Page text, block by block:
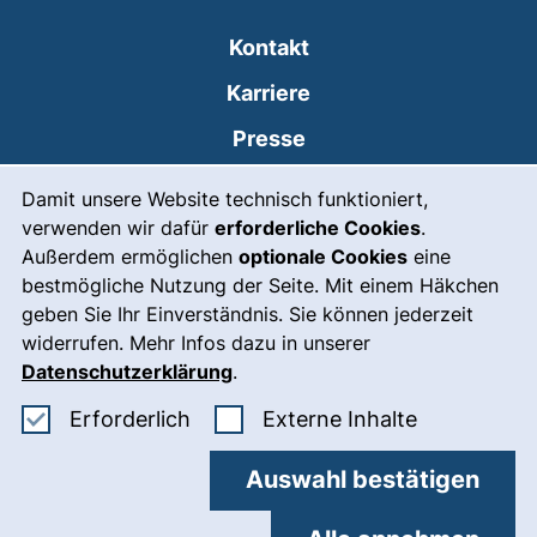
Damit unsere Website technisch funktioniert,
verwenden wir dafür erforderliche Cookies.
Außerdem ermöglichen optionale Cookies eine
bestmögliche Nutzung der Seite. Mit einem Häkchen
geben Sie Ihr Einverständnis. Sie können jederzeit
widerrufen. Mehr Infos dazu in unserer
Datenschutzerklärung.
Erforderlich Erforderliche Cookies akzeptieren
Externe Inhalte: Externe
Auswahl bestätigen
Kontakt
Karriere
Presse
Leichte Sprache
Gebärdensprache
Notfall(externer Link, öffnet
Impressum
Barrierefreiheit
Datenschutz